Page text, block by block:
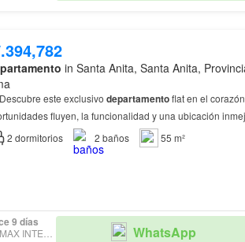
in Santa Anita, Santa Anita,
este exclusivo departamentoflat en el
fluyen, la funcionalidad y una ubicación
de vida dinámico, comercial y en constante…
2 dormitorios 2 baños 55 m²
9 días
WhatsApp